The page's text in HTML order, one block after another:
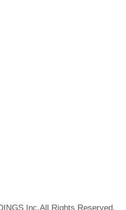
Inc.All Rights Reserved.